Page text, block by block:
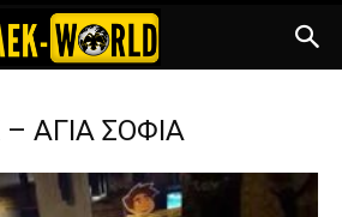
– ΑΓΙΑ ΣΟΦΙΑ